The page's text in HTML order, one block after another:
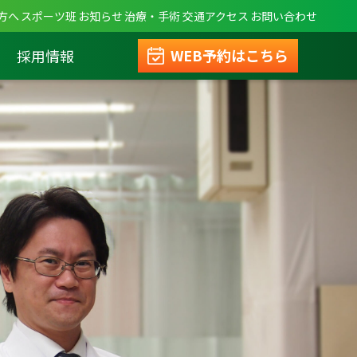
へ スポーツ班 お知らせ治療・手術交通アクセス お問い合わせ
採用情報 WEB予約はこちら